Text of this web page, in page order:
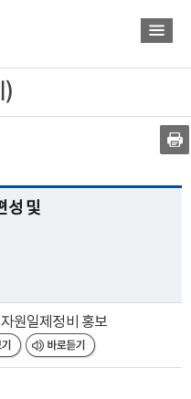
)
성 및
원일제정비 홍보